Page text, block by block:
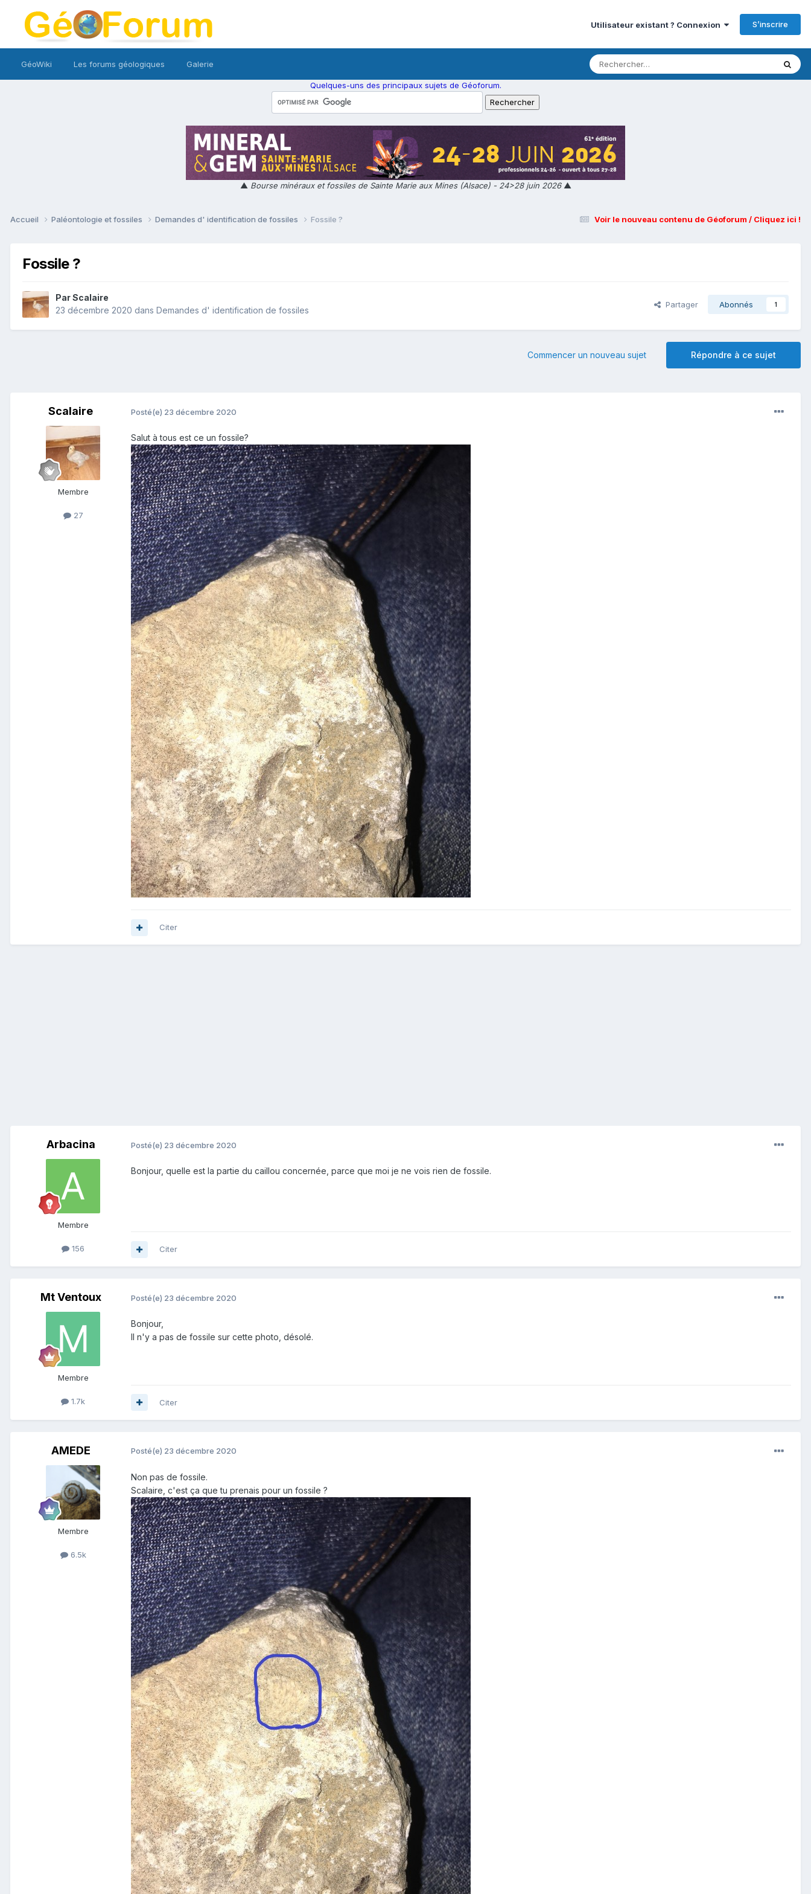
Utilisateur existant ? Connexion S’inscrire
GéoWiki Les forums géologiques Galerie
Quelques-uns des principaux sujets de Géoforum.
▲ Bourse minéraux et fossiles de Sainte Marie aux Mines (Alsace) - 24>28 juin 2026▲
Voir le nouveau contenu de Géoforum / Cliquez ici !
Accueil Paléontologie et fossiles Demandes d' identification de fossiles Fossile ?
Fossile ?
ParScalaire
23 décembre 2020 dans Demandes d' identification de fossiles
Partager Abonnés 1
Répondre à ce sujet
Commencer un nouveau sujet
Scalaire
Membre
27
Posté(e) 23 décembre 2020
Salut à tous est ce un fossile?
Citer
Arbacina
Membre
156
Posté(e) 23 décembre 2020
Bonjour, quelle est la partie du caillou concernée, parce que moi je ne vois rien de fossile.
Citer
Mt Ventoux
Membre
1.7k
Posté(e) 23 décembre 2020
Bonjour,
Il n'y a pas de fossile sur cette photo, désolé.
Citer
AMEDE
Membre
6.5k
Posté(e) 23 décembre 2020
Non pas de fossile.
Scalaire, c'est ça que tu prenais pour un fossile ?